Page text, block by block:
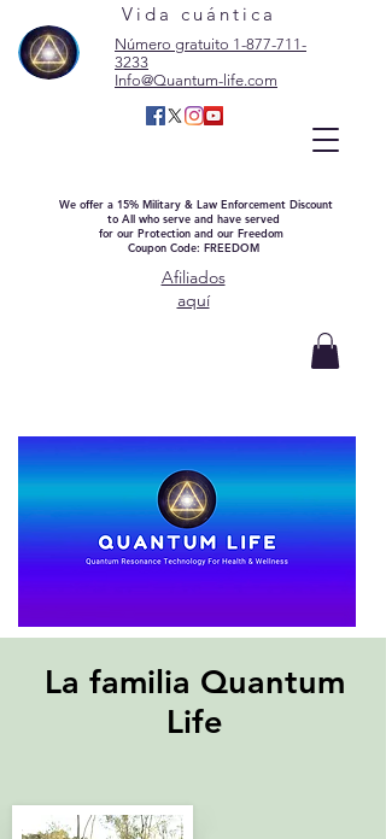
Vida cuántica
Número gratuito 1-877-711-
3233
Info@Quantum-life.com
We offer a 15% Military & Law Enforcement Discount
to All who serve and have served
for our Protection and our Freedom
Coupon Code: FREEDOM
Afiliados
aquí
La familia Quantum
Life